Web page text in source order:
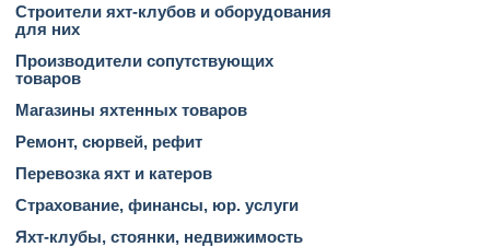
Строители яхт-клубов и оборудования
для них
Производители сопутствующих
товаров
Магазины яхтенных товаров
Ремонт, сюрвей, рефит
Перевозка яхт и катеров
Страхование, финансы, юр. услуги
Яхт-клубы, стоянки, недвижимость